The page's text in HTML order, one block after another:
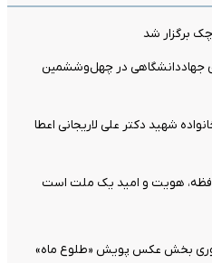
برگزار شد
جهاددانشگاهی در چهل‌وششمین
شهید دکتر علی لاریجانی اعطا
هویت و امید یک ملت است
بخش عکس پویش «طلوع ماه»